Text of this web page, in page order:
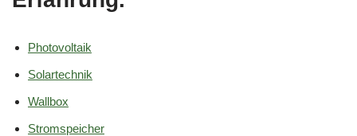
Photovoltaik
Solartechnik
Wallbox
Stromspeicher